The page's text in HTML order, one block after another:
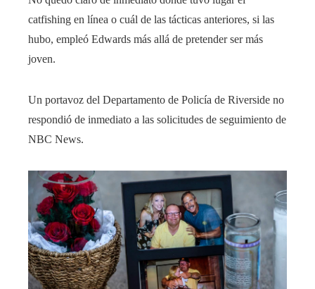
catfishing en línea o cuál de las tácticas anteriores, si las
hubo, empleó Edwards más allá de pretender ser más
joven.
Un portavoz del Departamento de Policía de Riverside no
respondió de inmediato a las solicitudes de seguimiento de
NBC News.